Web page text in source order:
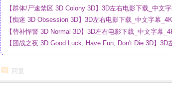
【群体/尸速禁区 3D Colony 3D】3D左右电影下载_中文
盘
【痴迷 3D Obsession 3D】3D左右电影下载_中文字幕
【替补悍警 3D Normal 3D】3D左右电影下载_中文字幕
【团战之夜 3D Good Luck, Have Fun, Don't Die 3D】3D
回复